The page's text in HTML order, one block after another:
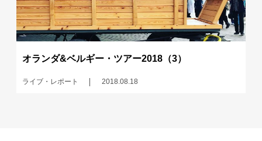
オランダ&ベルギー・ツアー2018（3）
ライブ・レポート 2018.08.18